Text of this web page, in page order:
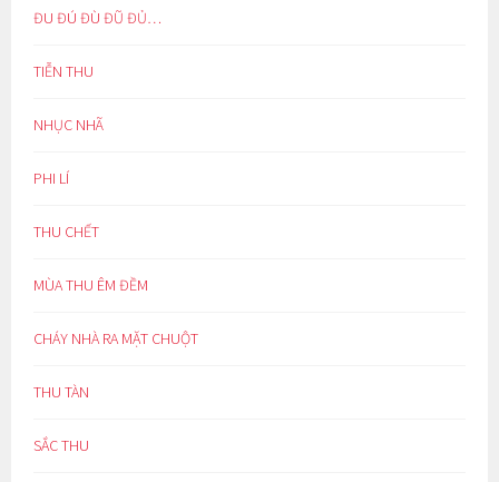
ĐU ĐÚ ĐÙ ĐŨ ĐỦ…
TIỄN THU
NHỤC NHÃ
PHI LÍ
THU CHẾT
MÙA THU ÊM ĐỀM
CHÁY NHÀ RA MẶT CHUỘT
THU TÀN
SẮC THU